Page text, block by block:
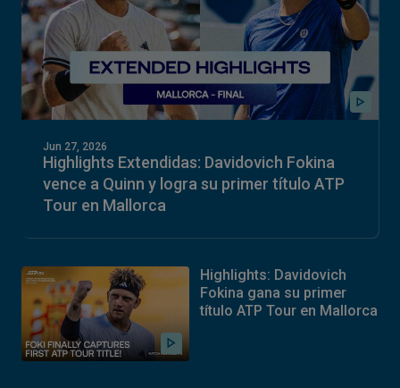
Jun 27, 2026
Highlights Extendidas: Davidovich Fokina
vence a Quinn y logra su primer título ATP
Tour en Mallorca
Highlights: Davidovich
Fokina gana su primer
título ATP Tour en Mallorca